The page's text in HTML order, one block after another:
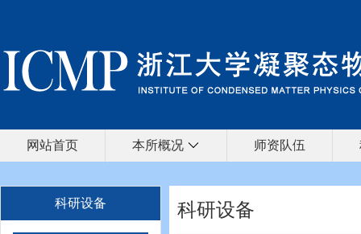
网站首页 本所概况 师资队伍
科研设备 科研设备